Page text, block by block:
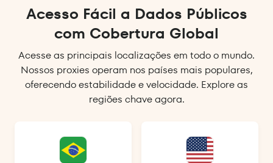
Acesso Fácil a Dados Públicos
com Cobertura Global
Acesse as principais localizações em todo o mundo.
Nossos proxies operam nos países mais populares,
oferecendo estabilidade e velocidade. Explore as
regiões chave agora.